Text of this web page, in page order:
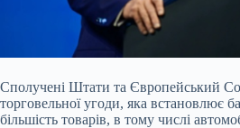
Сполучені Штати та Європейський
торговельної угоди, яка встановлює
більшість товарів, в тому числі